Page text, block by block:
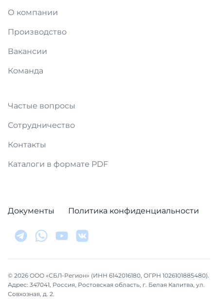
О компании
Производство
Вакансии
Команда
Частые вопросы
Сотрудничество
Контакты
Каталоги в формате PDF
Документы Политика конфиденциальности
© 2026 ООО «СБЛ-Регион» (ИНН 6142016180, ОГРН 1026101885480).
Адрес: 347041, Россия, Ростовская область, г. Белая Калитва, ул.
Совхозная, д. 2.